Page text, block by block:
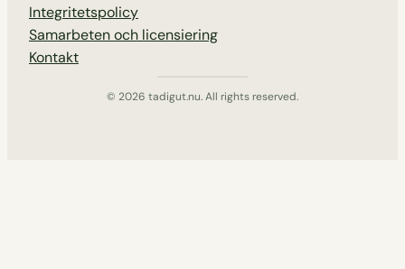
Integritetspolicy
Samarbeten och licensiering
Kontakt
© 2026 tadigut.nu. All rights reserved.